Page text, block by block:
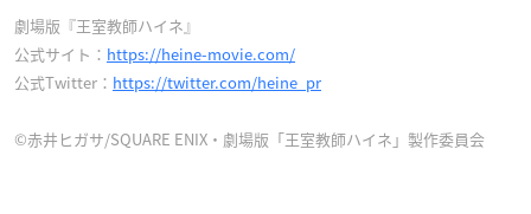
劇場版『王室教師ハイネ』
公式サイト： https://heine-movie.com/
公式Twitter： https://twitter.com/heine_pr
©赤井ヒガサ/SQUARE ENIX・劇場版「王室教師ハイネ」製作委員会